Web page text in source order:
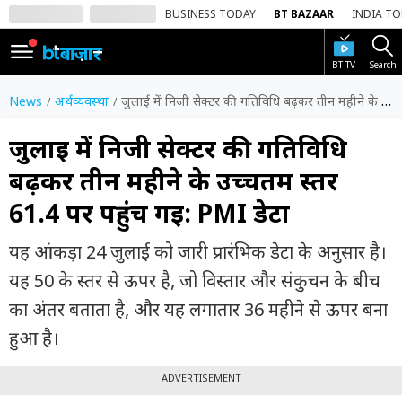
BUSINESS TODAY BT BAZAAR INDIA
BT TV Search
SIGN
IN
Dark
Mode
होम
शेयर
वीडियो
ट्रेंडिंग
News अर्थव्यवस्था जुलाई में निजी सेक्टर की गतिविधि बढ़कर तीन महीने के उच्चतम स्तर 61.4 पर पहुंच गई: PMI डेटा
जुलाई में निजी सेक्टर की गतिविधि
बढ़कर तीन महीने के उच्चतम स्तर
61.4 पर पहुंच गई: PMI डेटा
यह आंकड़ा 24 जुलाई को जारी प्रारंभिक डेटा के अनुसार है।
यह 50 के स्तर से ऊपर है, जो विस्तार और संकुचन के बीच
का अंतर बताता है, और यह लगातार 36 महीने से ऊपर बना
हुआ है।
ADVERTISEMENT